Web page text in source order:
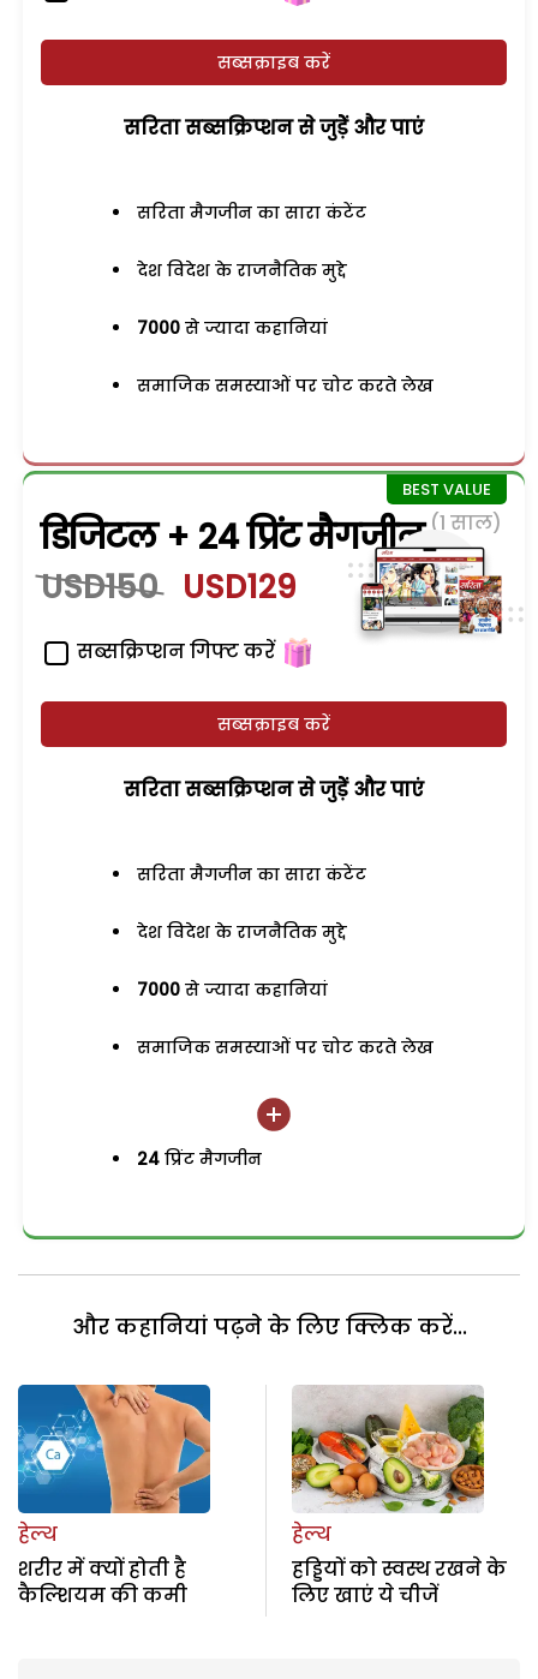
सब्सक्राइब करें
सरिता सब्सक्रिप्शन से जुड़ेें और पाएं
सरिता मैगजीन का सारा कंटेंट
देश विदेश के राजनैतिक मुद्दे
7000 से ज्यादा कहानियां
समाजिक समस्याओं पर चोट करते लेख
डिजिटल + 24 प्रिंट मैगजीन (1 साल)
USD150 USD129
सब्सक्रिप्शन गिफ्ट करें
सब्सक्राइब करें
सरिता सब्सक्रिप्शन से जुड़ेें और पाएं
सरिता मैगजीन का सारा कंटेंट
देश विदेश के राजनैतिक मुद्दे
7000 से ज्यादा कहानियां
समाजिक समस्याओं पर चोट करते लेख
24 प्रिंट मैगजीन
और कहानियां पढ़ने के लिए क्लिक करें...
हेल्थ
शरीर में क्यों होती है
कैल्शियम की कमी
हेल्थ
हड्डियों को स्वस्थ रखने के
लिए खाएं ये चीजें